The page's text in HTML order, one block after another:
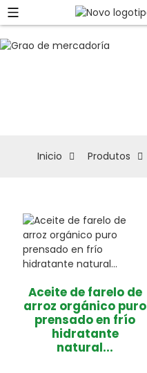
Inicio Produtos
Aceite de farelo de
arroz orgánico puro
prensado en frío
hidratante
natural...